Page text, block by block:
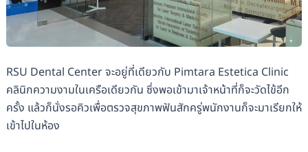
RSU Dental Center จะอยู่ที่เดียวกับ Pimtara Estetica Clinic
คลินิกความงามในเครือเดียวกัน ซึ่งพอเข้ามาเจ้าหน้าที่ก็จะวัดไข้อีก
ครั้ง แล้วก็นั่งรอคิวเพื่อตรวจสุขภาพฟันสักครู่พนักงานก็จะมาเรียกให้
เข้าไปในห้อง